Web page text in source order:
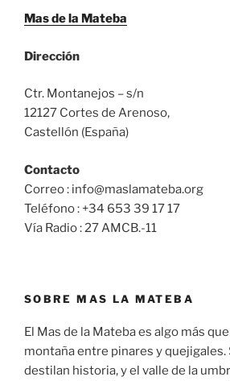
Mas de la Mateba
Dirección
Ctr. Montanejos – s/n
12127 Cortes de Arenoso,
Castellón (España)
Contacto
Correo : info@maslamateba.org
Teléfono : +34 653 39 17 17
Vía Radio : 27 AMCB.-11
SOBRE MAS LA MATEBA
El Mas de la Mateba es algo más
montaña entre pinares y quejigales.
destilan historia, y el valle de la